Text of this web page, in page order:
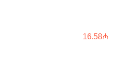
16.58₼